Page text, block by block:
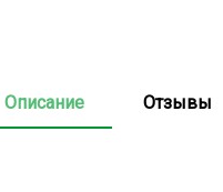
Описание Отзывы